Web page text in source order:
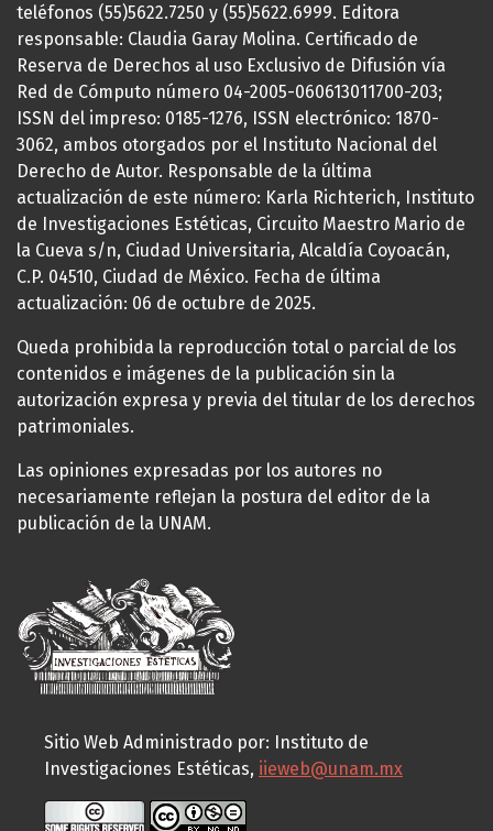
teléfonos (55)5622.7250 y (55)5622.6999. Editora
responsable: Claudia Garay Molina. Certificado de
Reserva de Derechos al uso Exclusivo de Difusión vía
Red de Cómputo número 04-2005-060613011700-203;
ISSN del impreso: 0185-1276, ISSN electrónico: 1870-
3062, ambos otorgados por el Instituto Nacional del
Derecho de Autor. Responsable de la última
actualización de este número: Karla Richterich, Instituto
de Investigaciones Estéticas, Circuito Maestro Mario de
la Cueva s/n, Ciudad Universitaria, Alcaldía Coyoacán,
C.P. 04510, Ciudad de México. Fecha de última
actualización: 06 de octubre de 2025.
Queda prohibida la reproducción total o parcial de los
contenidos e imágenes de la publicación sin la
autorización expresa y previa del titular de los derechos
patrimoniales.
Las opiniones expresadas por los autores no
necesariamente reflejan la postura del editor de la
publicación de la UNAM.
Sitio Web Administrado por: Instituto de
Investigaciones Estéticas, iieweb@unam.mx